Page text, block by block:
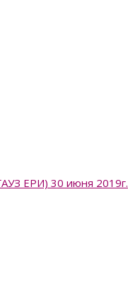
ЕРИ) 30 июня 2019г.